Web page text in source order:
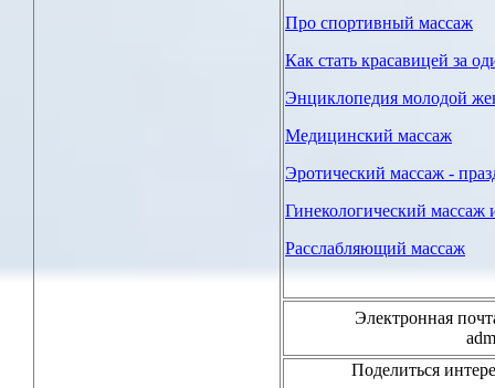
Про спортивный массаж
Как стать красавицей за
Энциклопедия молодой
Медицинский массаж
Эротический массаж -
Гинекологический массаж
Расслабляющий массаж
Электронная
Поделиться